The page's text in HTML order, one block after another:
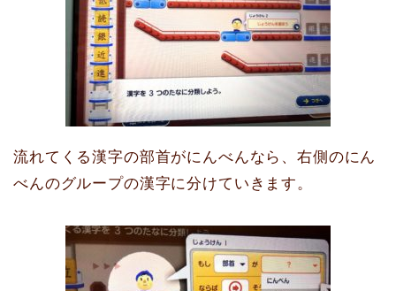
流れてくる漢字の部首がにんべんなら、右側のにん
べんのグループの漢字に分けていきます。